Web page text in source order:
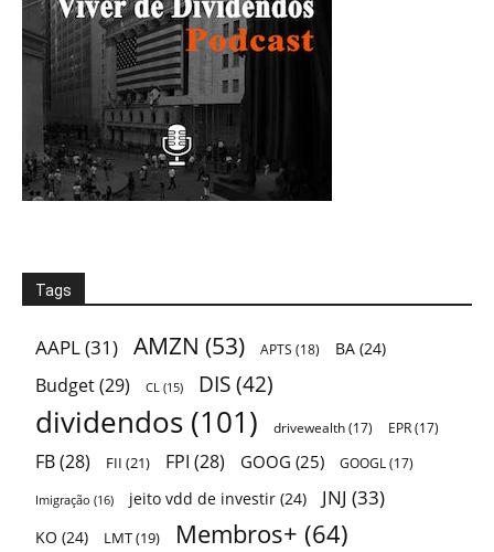
Tags
AAPL(31) AMZN (53) APTS (18) BA (24)
Budget(29) CL (15) DIS (42)
dividendos (101) drivewealth(17) EPR(17)
FB(28) FII (21) FPI (28) GOOG (25) GOOGL(17)
Imigração (16) jeito vdd de investir (24) JNJ (33)
KO (24) LMT(19) Membros+ (64)